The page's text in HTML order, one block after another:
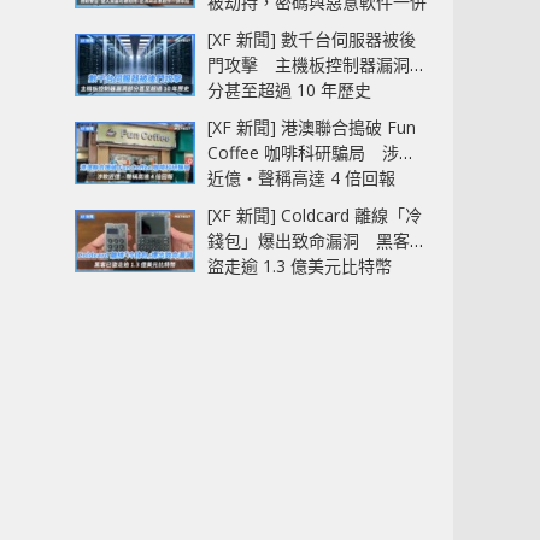
中招
[XF 新聞] 數千台伺服器被後
門攻擊 主機板控制器漏洞部
分甚至超過 10 年歷史
[XF 新聞] 港澳聯合搗破 Fun
Coffee 咖啡科研騙局 涉款
近億‧聲稱高達 4 倍回報
[XF 新聞] Coldcard 離線「冷
錢包」爆出致命漏洞 黑客已
盜走逾 1.3 億美元比特幣